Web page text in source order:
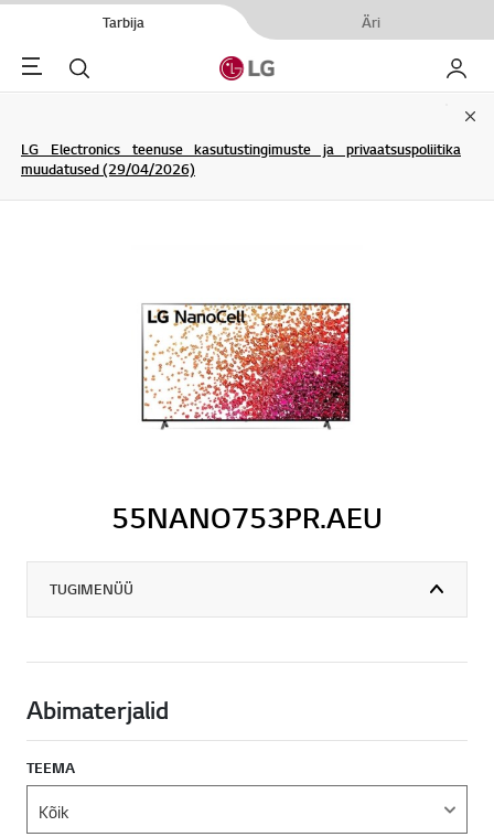
Tarbija Äri
Menu Otsi Minu
LG Electronics teenuse kasutustingimuste ja privaatsuspoliitika
muudatused (29/04/2026)
55NANO753PR.AEU
TUGIMENÜÜ
Abimaterjalid
TEEMA